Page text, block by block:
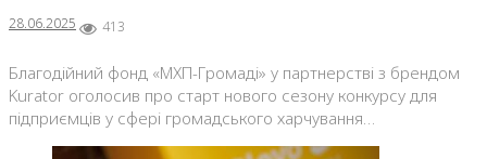
28.06.2025 413
Благодійний фонд «МХП-Громаді» у партнерстві з брендом
Kurator оголосив про старт нового сезону конкурсу для
підприємців у сфері громадського харчування…